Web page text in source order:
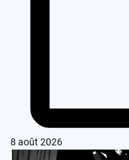
8 août 2026